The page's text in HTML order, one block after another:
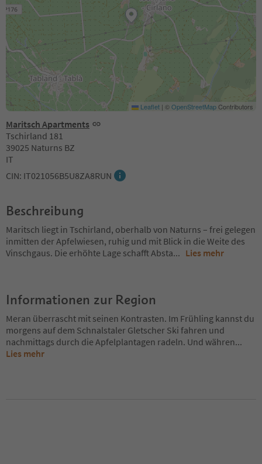
Maritsch Apartments
Tschirland 181
39025 Naturns BZ
IT
CIN: IT021056B5U8ZA8RUN
Leaflet | ©OpenStreetMapContributors
Beschreibung
Maritsch liegt in Tschirland, oberhalb von Naturns – frei gelegen
inmitten der Apfelwiesen, ruhig und mit Blick in die Weite des
Vinschgaus. Die erhöhte Lage schafft Absta... Lies mehr
Informationen zur Region
Meran überrascht mit seinen Kontrasten. Im Frühling kannst du
morgens auf dem Schnalstaler Gletscher Ski fahren und
nachmittags durch die Apfelplantagen radeln. Und währen...
Lies mehr